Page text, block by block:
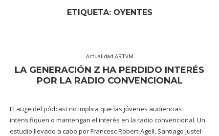
ETIQUETA: OYENTES
Actualidad ARTVM
LA GENERACIÓN Z HA PERDIDO INTERÉS
POR LA RADIO CONVENCIONAL
El auge del pódcast no implica que las jóvenes audiencias
intensifiquen o mantengan el interés en la radio convencional. Un
estudio llevado a cabo por Francesc Robert-Agell, Santiago Justel-